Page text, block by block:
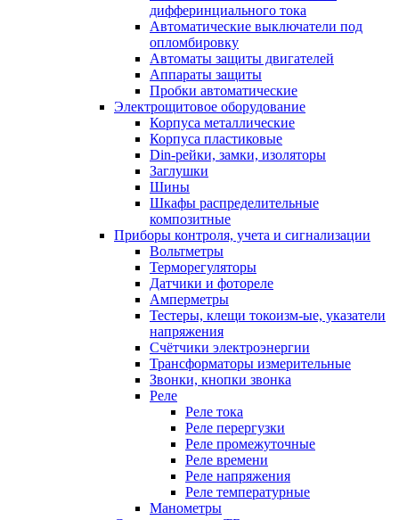
дифферинциального тока
Автоматические выключатели под
опломбировку
Автоматы защиты двигателей
Аппараты защиты
Пробки автоматические
Электрощитовое оборудование
Корпуса металлические
Корпуса пластиковые
Din-рейки, замки, изоляторы
Заглушки
Шины
Шкафы распределительные
композитные
Приборы контроля, учета и сигнализации
Вольтметры
Терморегуляторы
Датчики и фотореле
Амперметры
Тестеры, клещи токоизм-ые, указатели
напряжения
Счётчики электроэнергии
Трансформаторы измерительные
Звонки, кнопки звонка
Реле
Реле тока
Реле перергузки
Реле промежуточные
Реле времени
Реле напряжения
Реле температурные
Манометры